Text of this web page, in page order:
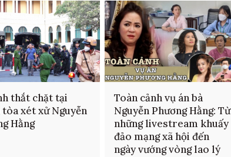
thắt chặt tại
xét xử Nguyễn
Hằng
Toàn cảnh vụ án bà
Nguyễn Phương Hằng: Từ
những livestream khuấy
đảo mạng xã hội đến
ngày vướng vòng lao lý